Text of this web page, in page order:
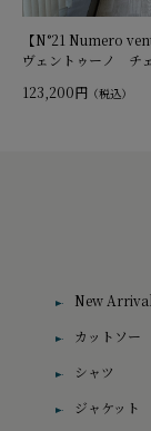
【N°21 Numero
ヴェントゥーノ チ
123,200円 （税込）
New Arrival
カットソー
シャツ
ジャケット